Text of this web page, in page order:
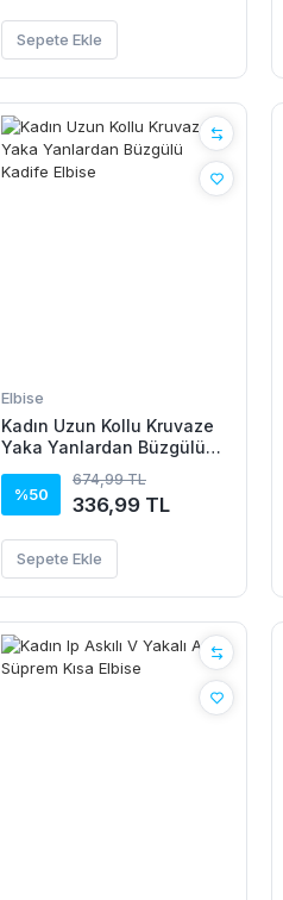
Sepete Ekle
Elbise
Kadın Uzun Kollu Kruvaze
Yaka Yanlardan Büzgülü
%50
674,99 TL
336,99 TL
Sepete Ekle